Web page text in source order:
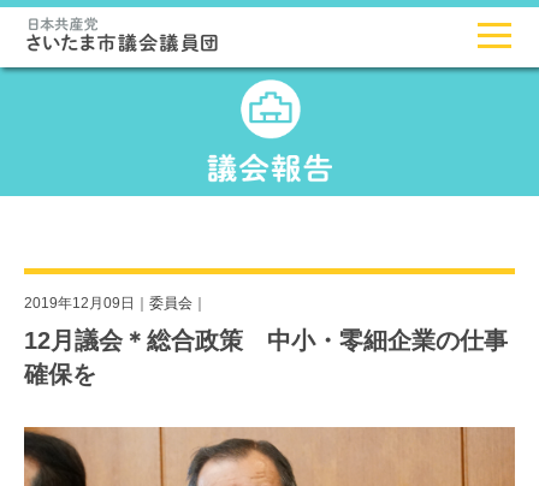
2019年12月09日｜ 委員会
12月議会＊総合政策 中小・零細企業の仕事
確保を